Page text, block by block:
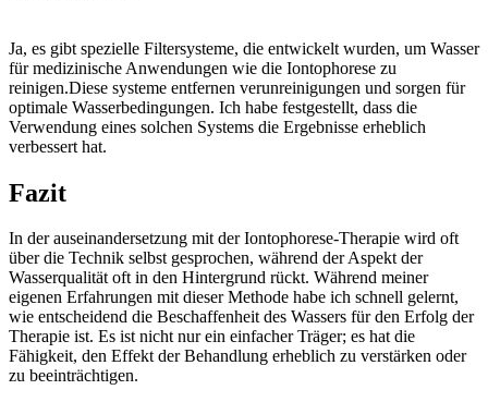
Ja,⁢ es gibt spezielle Filtersysteme, die entwickelt wurden, um Wasser​
für medizinische ⁣Anwendungen wie die Iontophorese zu
reinigen.Diese systeme entfernen verunreinigungen und sorgen für‍
optimale Wasserbedingungen. Ich⁤ habe ⁢festgestellt, dass die
Verwendung eines solchen Systems ‌die Ergebnisse erheblich
verbessert hat. ⁤
Fazit
In der​ auseinandersetzung mit der Iontophorese-Therapie wird oft
über ⁤die Technik selbst gesprochen, während der ⁤Aspekt der
Wasserqualität oft ⁢in den​ Hintergrund rückt. Während ⁤meiner
eigenen ⁣Erfahrungen‍ mit ​dieser Methode habe ich ‍schnell gelernt,​
wie⁢ entscheidend die ‍Beschaffenheit des ‌Wassers für den Erfolg der‌
Therapie ist.⁣ Es ist nicht‌ nur ein einfacher⁢ Träger; es​ hat die‌
Fähigkeit, den Effekt der Behandlung erheblich zu verstärken oder
zu beeinträchtigen.